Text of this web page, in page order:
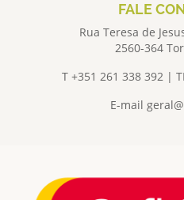
FALE
Rua Teresa de
2560-364
T +351 261 338 392 |
E-mail